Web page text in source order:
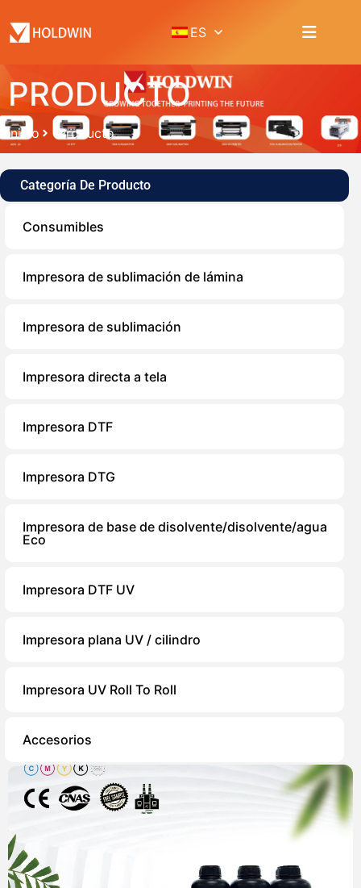
ES
PRODUCTO
Inicio Producto
Categoría De Producto
Consumibles
Impresora de sublimación de lámina
Impresora de sublimación
Impresora directa a tela
Impresora DTF
Impresora DTG
Impresora de base de disolvente/disolvente/agua
Eco
Impresora DTF UV
Impresora plana UV / cilindro
Impresora UV Roll To Roll
Accesorios